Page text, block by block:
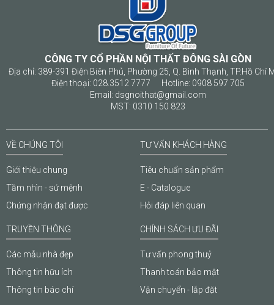
CÔNG TY CỔ PHẦN NỘI THẤT ĐÔNG SÀI GÒN
Địa chỉ: 389-391 Điện Biên Phủ, Phường 25, Q. Bình Thạnh, TP.Hồ Chí
Điện thoại: 028.3512 7777 Hotline: 0908 597 705
Email: dsgnoithat@gmail.com
MST: 0310 150 823
VỀ CHÚNG TÔI
Giới thiệu chung
Tầm nhìn - sứ mệnh
Chứng nhận đạt được
TƯ VẤN KHÁCH HÀNG
Tiêu chuẩn sản phẩm
E - Catalogue
Hỏi đáp liên quan
TRUYỀN THÔNG
Các mẫu nhà đẹp
Thông tin hữu ích
Thông tin báo chí
CHÍNH SÁCH ƯU ĐÃI
Tư vấn phong thuỷ
Thanh toán bảo mật
Vận chuyển - lắp đặt